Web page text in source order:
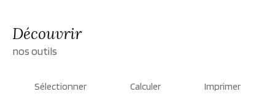
découvrir
nos outils
Sélectionner Calculer Imprimer